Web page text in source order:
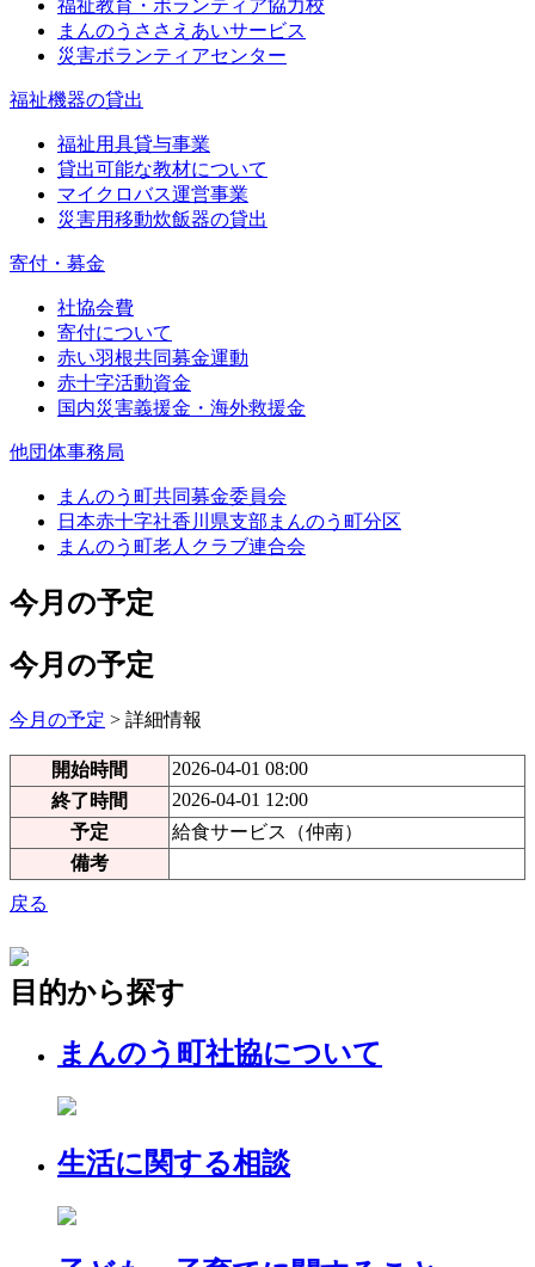
福祉教育・ボランティア協力校
まんのうささえあいサービス
災害ボランティアセンター
福祉機器の貸出
福祉用具貸与事業
貸出可能な教材について
マイクロバス運営事業
災害用移動炊飯器の貸出
寄付・募金
社協会費
寄付について
赤い羽根共同募金運動
赤十字活動資金
国内災害義援金・海外救援金
他団体事務局
まんのう町共同募金委員会
日本赤十字社香川県支部まんのう町分区
まんのう町老人クラブ連合会
今月の予定
今月の予定
今月の予定 > 詳細情報
開始時間
2026-04-01 08:00
終了時間
2026-04-01 12:00
予定
給食サービス（仲南）
備考
戻る
目的から探す
まんのう町社協について
生活に関する相談